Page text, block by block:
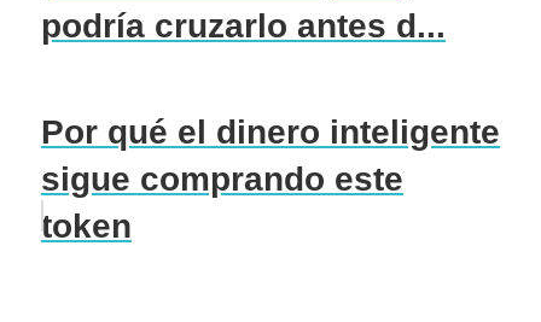
podría cruzarlo antes d...
Por qué el dinero inteligente
sigue comprando este
token